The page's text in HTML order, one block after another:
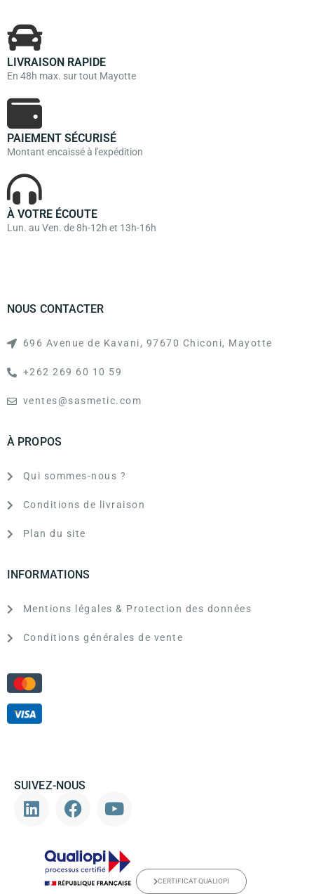
LIVRAISON RAPIDE
En 48h max. sur tout Mayotte
PAIEMENT SÉCURISÉ
Montant encaissé à l'expédition
À VOTRE ÉCOUTE
Lun. au Ven. de 8h-12h et 13h-16h
NOUS CONTACTER
696 Avenue de Kavani, 97670 Chiconi, Mayotte
+262 269 60 10 59
ventes@sasmetic.com
À PROPOS
Qui sommes-nous ?
Conditions de livraison
Plan du site
INFORMATIONS
Mentions légales & Protection des données
Conditions générales de vente
SUIVEZ-NOUS
CERTIFICAT QUALIOPI